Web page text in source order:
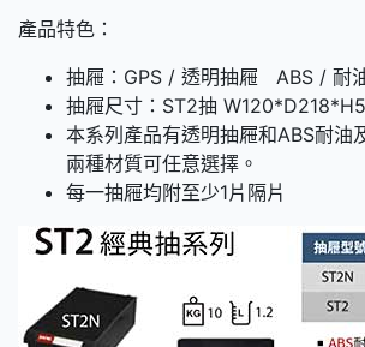
產品特色：
抽屜：GPS / 透明抽屜 ABS / 耐
抽屜尺寸：ST2抽
本系列產品有透明抽屜和ABS耐油
兩種材質可任意選擇。
每一抽屜均附至少1片隔片